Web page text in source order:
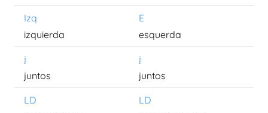
Izq
E
izquierda
esquerda
j
j
juntos
juntos
LD
LD